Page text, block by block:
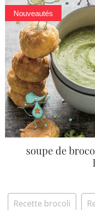
Nouveautés
soupe de
Recette brocoli